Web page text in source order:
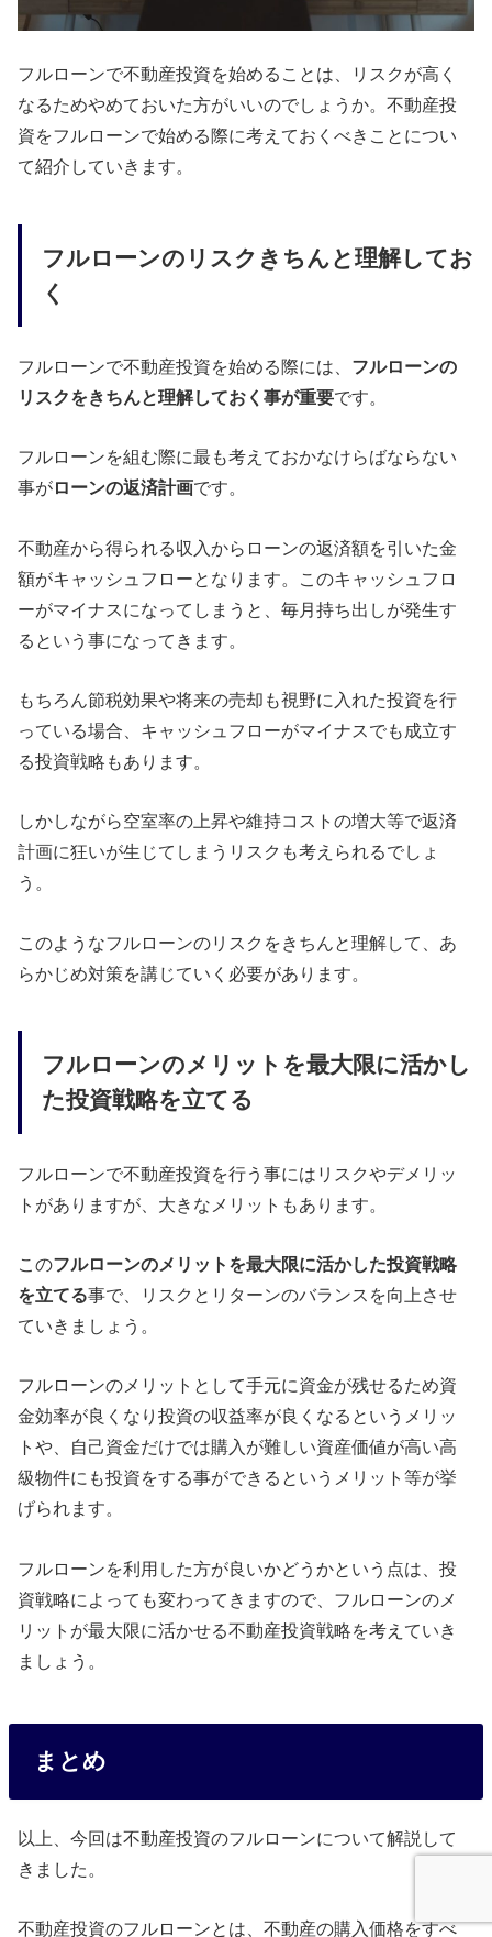
フルローンで不動産投資を始めることは、リスクが高く
なるためやめておいた方がいいのでしょうか。不動産投
資をフルローンで始める際に考えておくべきことについ
て紹介していきます。
フルローンのリスクきちんと理解してお
く
フルローンで不動産投資を始める際には、 フルローンの
リスクをきちんと理解しておく事が重要です。
フルローンを組む際に最も考えておかなけらばならない
事がローンの返済計画です。
不動産から得られる収入からローンの返済額を引いた金
額がキャッシュフローとなります。このキャッシュフロ
ーがマイナスになってしまうと、毎月持ち出しが発生す
るという事になってきます。
もちろん節税効果や将来の売却も視野に入れた投資を行
っている場合、キャッシュフローがマイナスでも成立す
る投資戦略もあります。
しかしながら空室率の上昇や維持コストの増大等で返済
計画に狂いが生じてしまうリスクも考えられるでしょ
う。
このようなフルローンのリスクをきちんと理解して、あ
らかじめ対策を講じていく必要があります。
フルローンのメリットを最大限に活かし
た投資戦略を立てる
フルローンで不動産投資を行う事にはリスクやデメリッ
トがありますが、大きなメリットもあります。
このフルローンのメリットを最大限に活かした投資戦略
を立てる事で、リスクとリターンのバランスを向上させ
ていきましょう。
フルローンのメリットとして手元に資金が残せるため資
金効率が良くなり投資の収益率が良くなるというメリッ
トや、自己資金だけでは購入が難しい資産価値が高い高
級物件にも投資をする事ができるというメリット等が挙
げられます。
フルローンを利用した方が良いかどうかという点は、投
資戦略によっても変わってきますので、フルローンのメ
リットが最大限に活かせる不動産投資戦略を考えていき
ましょう。
まとめ
以上、今回は不動産投資のフルローンについて解説して
きました。
不動産投資のフルローンとは、不動産の購入価格をすべ